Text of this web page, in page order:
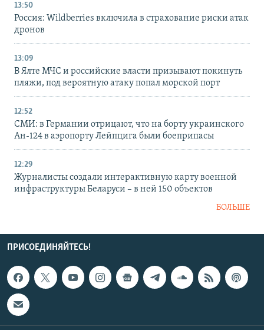
13:50
Россия: Wildberries включила в страхование риски атак
дронов
13:09
В Ялте МЧС и российские власти призывают покинуть
пляжи, под вероятную атаку попал морской порт
12:52
СМИ: в Германии отрицают, что на борту украинского
Ан-124 в аэропорту Лейпцига были боеприпасы
12:29
Журналисты создали интерактивную карту военной
инфраструктуры Беларуси – в ней 150 объектов
БОЛЬШЕ
ПРИСОЕДИНЯЙТЕСЬ!